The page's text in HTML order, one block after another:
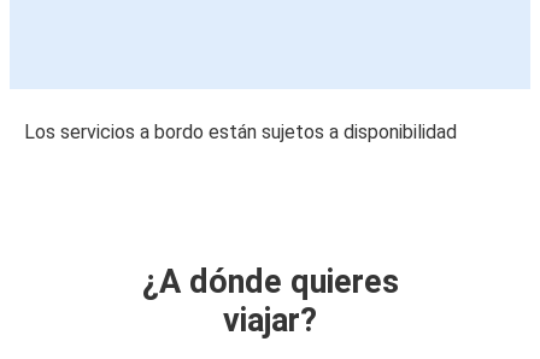
Los servicios a bordo están sujetos a disponibilidad
¿A dónde quieres
viajar?